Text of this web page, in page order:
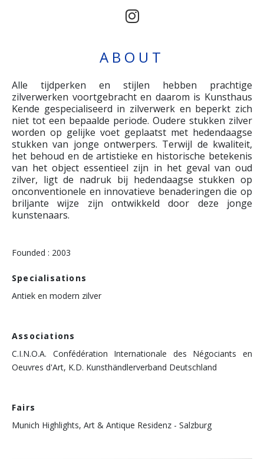
ABOUT
Alle tijdperken en stijlen hebben prachtige
zilverwerken voortgebracht en daarom is Kunsthaus
Kende gespecialiseerd in zilverwerk en beperkt zich
niet tot een bepaalde periode. Oudere stukken zilver
worden op gelijke voet geplaatst met hedendaagse
stukken van jonge ontwerpers. Terwijl de kwaliteit,
het behoud en de artistieke en historische betekenis
van het object essentieel zijn in het geval van oud
zilver, ligt de nadruk bij hedendaagse stukken op
onconventionele en innovatieve benaderingen die op
briljante wijze zijn ontwikkeld door deze jonge
kunstenaars.
Founded : 2003
Specialisations
Antiek en modern zilver
Associations
C.I.N.O.A. Confédération Internationale des Négociants en
Oeuvres d'Art, K.D. Kunsthändlerverband Deutschland
Fairs
Munich Highlights, Art & Antique Residenz - Salzburg